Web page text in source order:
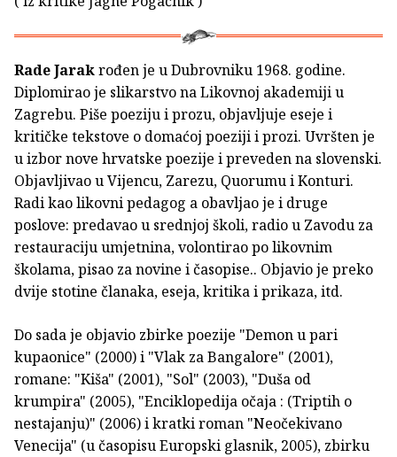
Rade Jarakrođen je u Dubrovniku 1968. godine.
Diplomirao je slikarstvo na Likovnoj akademiji u
Zagrebu. Piše poeziju i prozu, objavljuje eseje i
kritičke tekstove o domaćoj poeziji i prozi. Uvršten je
u izbor nove hrvatske poezije i preveden na slovenski.
Objavljivao u Vijencu, Zarezu, Quorumu i Konturi.
Radi kao likovni pedagog a obavljao je i druge
poslove: predavao u srednjoj školi, radio u Zavodu za
restauraciju umjetnina, volontirao po likovnim
školama, pisao za novine i časopise.. Objavio je preko
dvije stotine članaka, eseja, kritika i prikaza, itd.
Do sada je objavio zbirke poezije "Demon u pari
kupaonice" (2000) i "Vlak za Bangalore" (2001),
romane: "Kiša" (2001), "Sol" (2003), "Duša od
krumpira" (2005), "Enciklopedija očaja : (Triptih o
nestajanju)" (2006) i kratki roman "Neočekivano
Venecija" (u časopisu Europski glasnik, 2005), zbirku